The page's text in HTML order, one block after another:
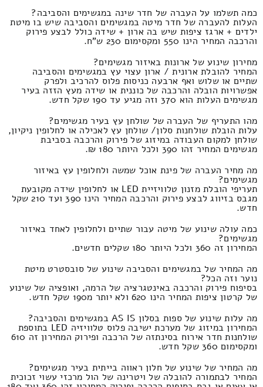
כמה תשלמו על העברה של חדר שינה במגשימים והסביבה?
העלות להעברה של חדר מיטה במגשימים והסביבה שיש בו מיטת
ילדים + ארגז ציפות שיש בה ארון + שידה כולל לבצע פירוק
והרכבה המחיר הינו 550 ומקסימום 230 ש"ח.
מחירון שינוע של ארונות באיזור מגשימים?
המחיר להובלת ארונית / ארון עצוי עץ במגשימים והסביבה
שתיים או שלוש ואף ארבעה כניסות פלוס להרכיב ולפרק
אפשרויות הובלה והרכבה של כוננית או שידה מעץ הזזה בעיר
מגשימים העלות הוא 370 וזה מגיע עד 190 שקל חדש.
מהו התעריף של העברה של שולחן עץ בעיר מגשימים?
עלות הובלת שולחנות סלון/ שולחן עץ לאכילה או לחלופין ניקיון,
שולחן למקום העבודה במיזוג של פירוק והרכבה בסביבת
מגשימים המחיר זהו 390 ולכל היותר 180 ₪.
מה מחיר העברה של פינת אוכל שמשה ולחלופין עץ באיזור
מגשימים?
תעריפי הובלת מזנון טלוויזיית LED או לחלופין שידה מקובעת
מגבס בזיווג לבצע פירוק והרכבה המחיר הינו 390 ועד 210 שקל
חדש.
כמה עולה שינוע של מיטה עבור שתיים ולחלופין לאחד באיזור
מגשימים?
המחירון זה 360 ולכל היותר 180 שקלים חדשים.
מה המחיר של במגשימים והסביבה שינוע של סובסטרט מיטת
נוער וזה הכל?
בסיפוח פירוק והרכבה באינטגרציה של הרמה, ואופציה של שינוע
של קרטון ציפות המחיר הינו 620 ולא יותר מ190 שקל חדש.
מה עלות שינוע של ספות בסלון AS IS במגשימים והסביבה?
המחירון במיזוג של מערכת ישיבה פלוס טלוויזיה LED בתוספת
שולחנות חדר אירוח בסינתזה של הרכבה ופירוק המחירון זה 610
ומקסימום 360 שקל חדש.
מה המחיר של שינוע של חלון ראווה בייתית בעיר מגשימים?
המחיר לבתמורה להובלה של ויטרינה של הול מרכזי עשוי זכוכית